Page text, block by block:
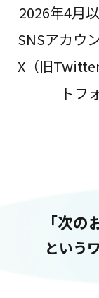
2026年4月
SNSアカウ
X（旧
トフ
「次
という